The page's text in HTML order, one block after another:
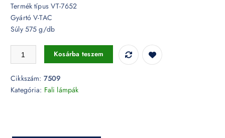
Termék típus VT-7652
Gyártó V-TAC
Súly 575 g/db
GU10 foglalattal ellátott fali lámpatest fekete 2 irányú IP44 - 7509
Kosárba teszem
Cikkszám: 7509
Kategória: Fali lámpák